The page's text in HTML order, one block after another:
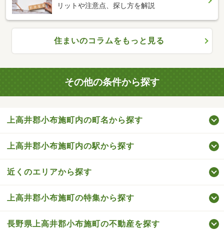
リットや注意点、探し方を解説
住まいのコラムをもっと見る
その他の条件から探す
上高井郡小布施町内の町名から探す
上高井郡小布施町内の駅から探す
近くのエリアから探す
上高井郡小布施町の特集から探す
長野県上高井郡小布施町の不動産を探す